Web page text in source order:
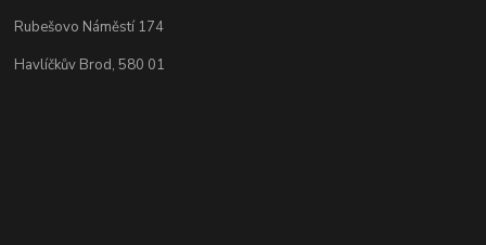
Rubešovo Náměstí 174
Havlíčkův Brod, 580 01